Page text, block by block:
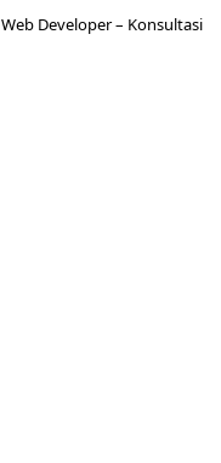
Web Developer– Konsultasi